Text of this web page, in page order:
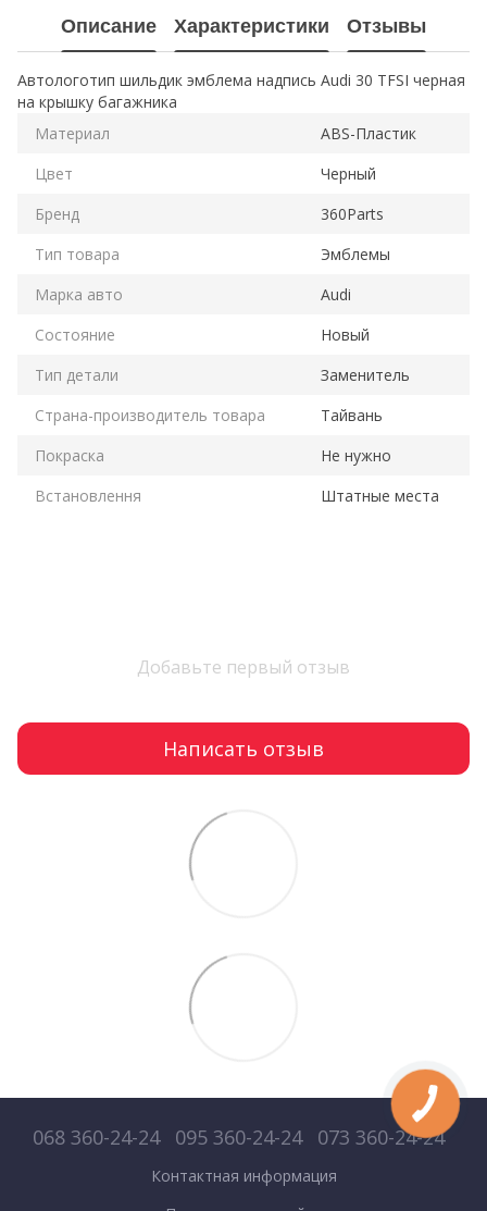
Описание Характеристики Отзывы
Автологотип шильдик эмблема надпись Audi 30 TFSI черная
на крышку багажника
Материал
ABS-Пластик
Цвет
Черный
Бренд
360Parts
Тип товара
Эмблемы
Марка авто
Audi
Состояние
Новый
Тип детали
Заменитель
Страна-производитель товара
Тайвань
Покраска
Не нужно
Встановлення
Штатные места
Добавьте первый отзыв
Написать отзыв
068 360-24-24 095 360-24-24 073 360-24-24
Контактная информация